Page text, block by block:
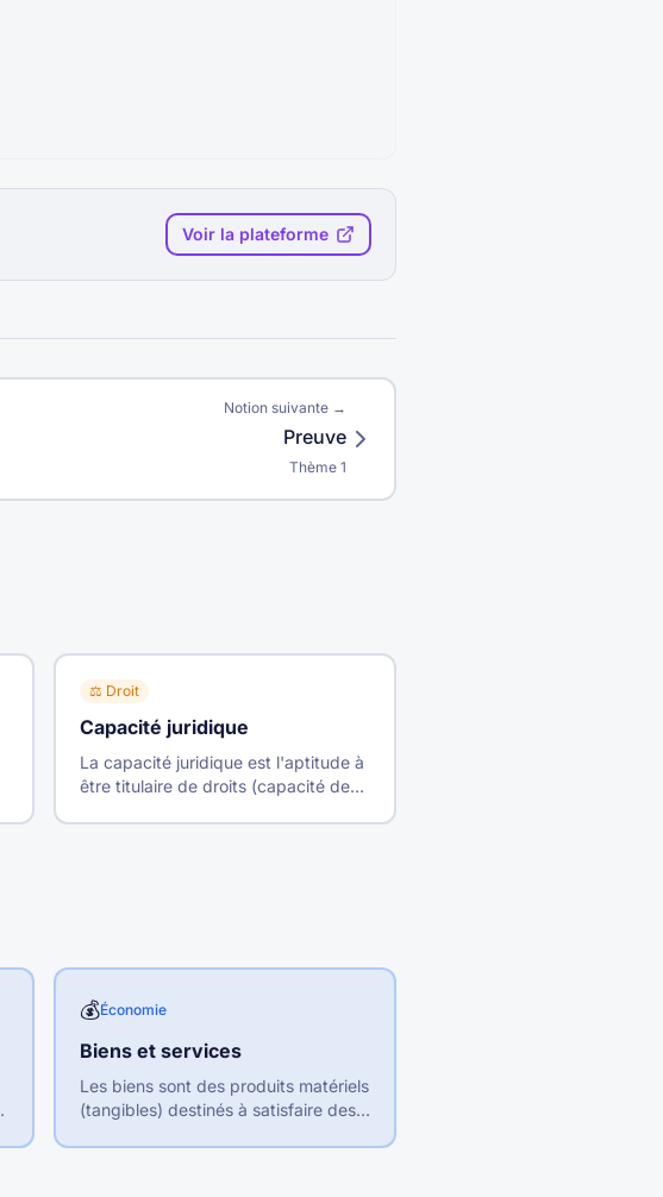
Voir la plateforme
Notion suivante →
Preuve
Thème 1
⚖️ Droit
Capacité juridique
La capacité juridique est l'aptitude à
être titulaire de droits (capacité de
💰Économie
Biens et services
Les biens sont des produits matériels
(tangibles) destinés à satisfaire des